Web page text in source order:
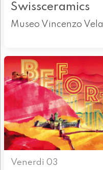
Swissceramics
Museo Vincenzo Vela
Venerdì 03